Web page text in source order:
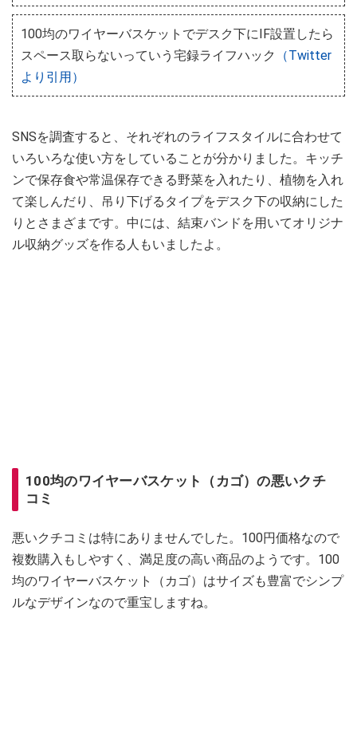
100均のワイヤーバスケットでデスク下にIF設置したら
スペース取らないっていう宅録ライフハック
（Twitter
より引用）
SNSを調査すると、それぞれのライフスタイルに合わせて
いろいろな使い方をしていることが分かりました。キッチ
ンで保存食や常温保存できる野菜を入れたり、植物を入れ
て楽しんだり、吊り下げるタイプをデスク下の収納にした
りとさまざまです。中には、結束バンドを用いてオリジナ
ル収納グッズを作る人もいましたよ。
100均のワイヤーバスケット（カゴ）の悪いクチ
コミ
悪いクチコミは特にありませんでした。100円価格なので
複数購入もしやすく、満足度の高い商品のようです。100
均のワイヤーバスケット（カゴ）はサイズも豊富でシンプ
ルなデザインなので重宝しますね。